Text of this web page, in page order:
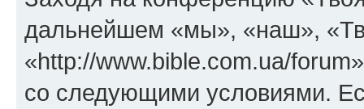
дальнейшем «мы», «наш»,
«http://www.bible.com.ua/
со следующими условиями.